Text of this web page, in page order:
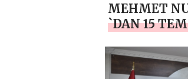
MEHMET
`DAN 15
GÜNÜ